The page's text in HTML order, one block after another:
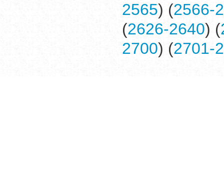
2565) (2566-
(2626-2640) (
2700) (2701-